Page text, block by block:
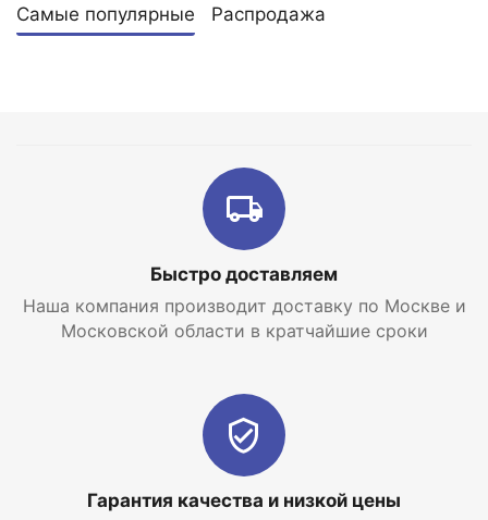
Самые популярные Распродажа
Быстро доставляем
Наша компания производит доставку по Москве и
Московской области в кратчайшие сроки
Гарантия качества и низкой цены